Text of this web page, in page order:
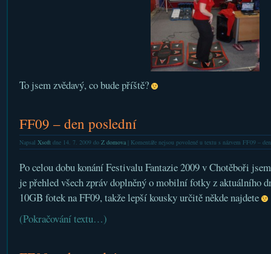
To jsem zvědavý, co bude příště?
FF09 – den poslední
Napsal Xsoftdne 14. 7. 2009 do Z domova| Komentáře nejsou povolenéu textu s názvem FF09 –
Po celou dobu konání Festivalu Fantazie 2009 v Chotěboři
je přehled všech zpráv doplněný o mobilní fotky z aktuálního
10GB fotek na FF09, takže lepší kousky určitě někde najdete
(Pokračování textu…)